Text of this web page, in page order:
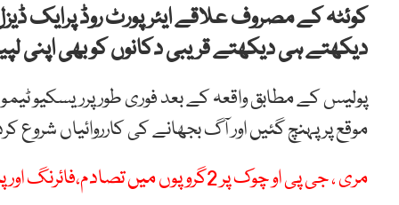
کوئٹہ کے مصروف علاقے ایئرپورٹ روڈ
دیکھتے ہی دیکھتے قریبی دکانوں کو بھی اپنی
پولیس کے مطابق واقعہ کے بعد فوری طورپرریسکیو
موقع پر پہنچ گئیں اور آگ بجھانے کی کارروائیاں شروع
مری ، جی پی او چوک پر 2گروپوں میں تصادم،فائرنگ اور پتھراؤ سے متعدد افراد زخمی